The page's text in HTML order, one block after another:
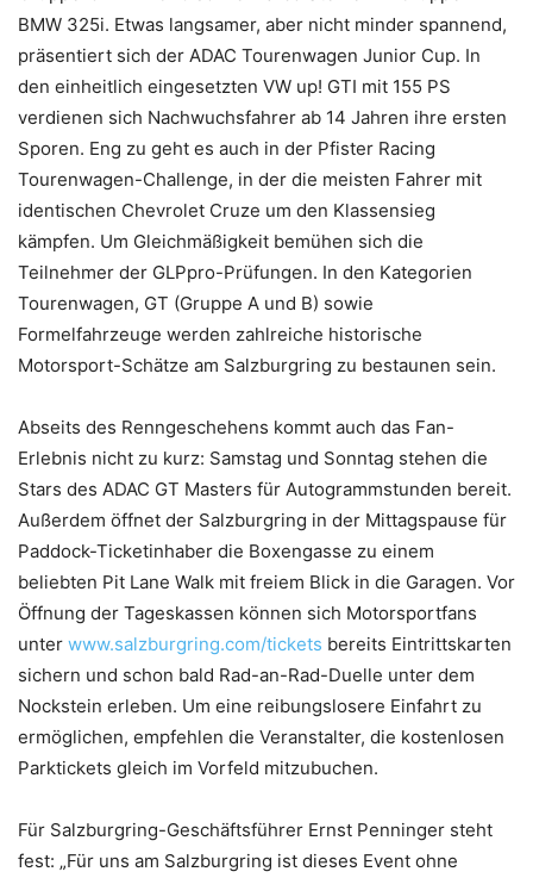
BMW 325i. Etwas langsamer, aber nicht minder spannend,
präsentiert sich der ADAC Tourenwagen Junior Cup. In
den einheitlich eingesetzten VW up! GTI mit 155 PS
verdienen sich Nachwuchsfahrer ab 14 Jahren ihre ersten
Sporen. Eng zu geht es auch in der Pfister Racing
Tourenwagen-Challenge, in der die meisten Fahrer mit
identischen Chevrolet Cruze um den Klassensieg
kämpfen. Um Gleichmäßigkeit bemühen sich die
Teilnehmer der GLPpro-Prüfungen. In den Kategorien
Tourenwagen, GT (Gruppe A und B) sowie
Formelfahrzeuge werden zahlreiche historische
Motorsport-Schätze am Salzburgring zu bestaunen sein.
Abseits des Renngeschehens kommt auch das Fan-
Erlebnis nicht zu kurz: Samstag und Sonntag stehen die
Stars des ADAC GT Masters für Autogrammstunden bereit.
Außerdem öffnet der Salzburgring in der Mittagspause für
Paddock-Ticketinhaber die Boxengasse zu einem
beliebten Pit Lane Walk mit freiem Blick in die Garagen. Vor
Öffnung der Tageskassen können sich Motorsportfans
unter www.salzburgring.com/tickets bereits Eintrittskarten
sichern und schon bald Rad-an-Rad-Duelle unter dem
Nockstein erleben. Um eine reibungslosere Einfahrt zu
ermöglichen, empfehlen die Veranstalter, die kostenlosen
Parktickets gleich im Vorfeld mitzubuchen.
Für Salzburgring-Geschäftsführer Ernst Penninger steht
fest: „Für uns am Salzburgring ist dieses Event ohne